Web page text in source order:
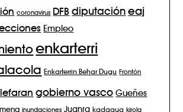
coronavirus DFB diputación eaj
Empleo
enkarterri
Enkarterrin Behar Dugu Frontón
gobierno vasco Gueñes
inundaciones Juanra kadagua kirola